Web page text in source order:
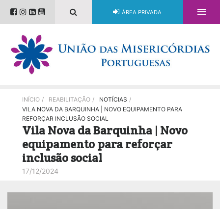
ÁREA PRIVADA 
INÍCIO / REABILITAÇÃO / NOTÍCIAS /
VILA NOVA DA BARQUINHA | NOVO EQUIPAMENTO PARA
REFORÇAR INCLUSÃO SOCIAL
Vila Nova da Barquinha | Novo
equipamento para reforçar
inclusão social
17/12/2024